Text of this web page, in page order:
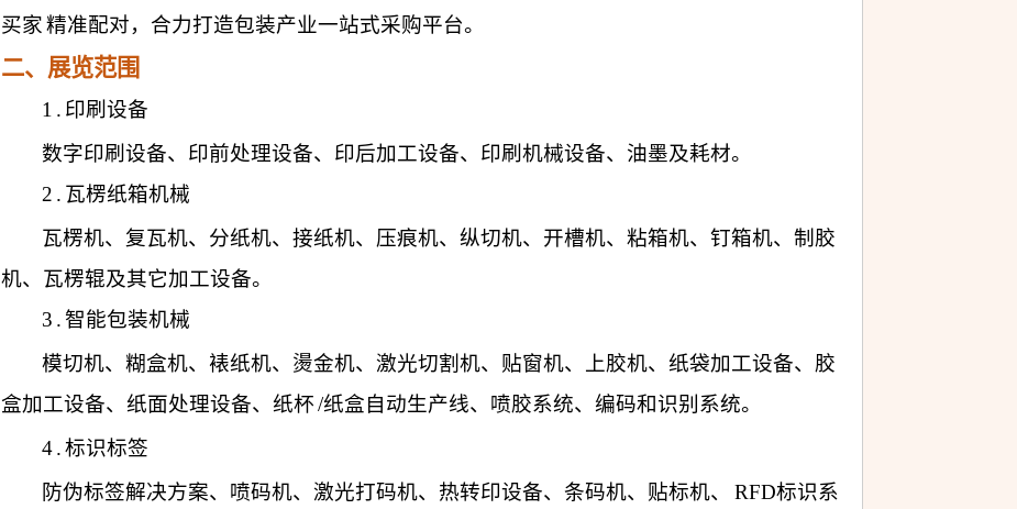
买家精准配对，合力打造包装产业一站式采购平台。
二、展览范围
1 . 印刷设备
数字印刷设备、印前处理设备、印后加工设备、印刷机械设备、油墨及耗材。
2 . 瓦楞纸箱机械
瓦楞机、复瓦机、分纸机、接纸机、压痕机、纵切机、开槽机、粘箱机、钉箱机、制胶
机、瓦楞辊及其它加工设备。
3 . 智能包装机械
模切机、糊盒机、裱纸机、燙金机、激光切割机、贴窗机、上胶机、纸袋加工设备、胶
盒加工设备、纸面处理设备、纸杯/纸盒自动生产线、喷胶系统、编码和识别系统。
4. 标识标签
防伪标签解决方案、喷码机、激光打码机、热转印设备、条码机、贴标机、
RFD标识系